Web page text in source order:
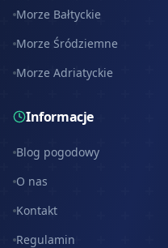
Morze Bałtyckie
Morze Śródziemne
Morze Adriatyckie
Informacje
Blog pogodowy
O nas
Kontakt
Regulamin